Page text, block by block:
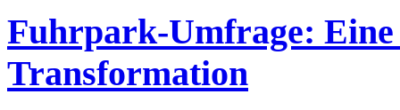
Fuhrpark-Umfrage:
Transformation